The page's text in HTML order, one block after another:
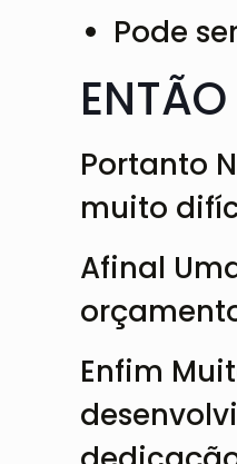
Pode
Portanto
muito
Afinal
Enfim